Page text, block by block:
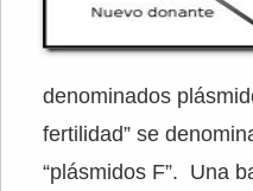
denominados
fertilidad” se
“plásmidos F”. Una